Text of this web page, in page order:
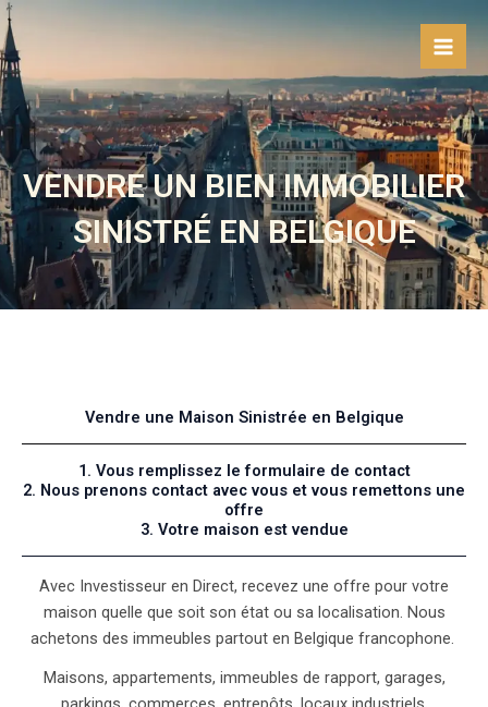
Aller
au
contenu
VENDRE UN BIEN IMMOBILIER
SINISTRÉ EN BELGIQUE
Vendre une Maison Sinistrée en Belgique
1. Vous remplissez le formulaire de contact
2. Nous prenons contact avec vous et vous remettons une
offre
3. Votre maison est vendue
Avec Investisseur en Direct, recevez une offre pour votre
maison quelle que soit son état ou sa localisation. Nous
achetons des immeubles partout en Belgique francophone.
Maisons, appartements, immeubles de rapport, garages,